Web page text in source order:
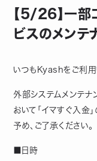
【5/26】一部
ビスのメンテ
いつもKyashをご利用
外部システムメンテナ
おいて「イマすぐ入金
予め、ご了承ください。
■日時